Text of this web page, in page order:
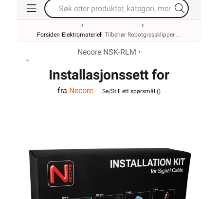
Forsiden Elektromateriell Tilbehør Robotgressklipper
Necore NSK-RLM •
Installasjonssett for
robotgressklippere
fra Necore Se/Still ett spørsmål ()